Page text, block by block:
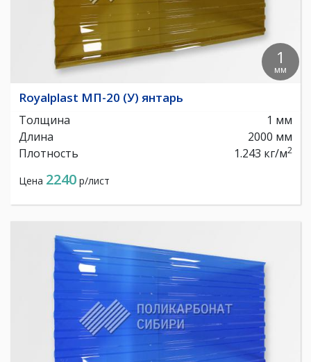
1
мм
Royalplast МП-20 (У) янтарь
Толщина
1 мм
Длина
2000 мм
Плотность
1.243 кг/м2
Цена 2240 р/лист